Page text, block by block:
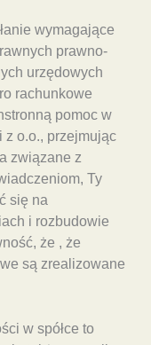
wymagające
prawno-
urzędowych
rachunkowe
pomoc w
z o.o., przejmując
związane z
Ty
się na
i rozbudowie
że , że
są zrealizowane
w spółce to